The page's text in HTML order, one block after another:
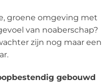
groene omgeving met
van noaberschap?
zijn nog maar een
gebouwd